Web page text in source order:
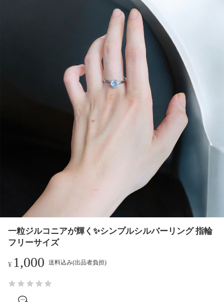
一粒ジルコニアが輝く✨シンプルシルバーリング 指輪
フリーサイズ
¥ 1,000 送料込み(出品者負担)